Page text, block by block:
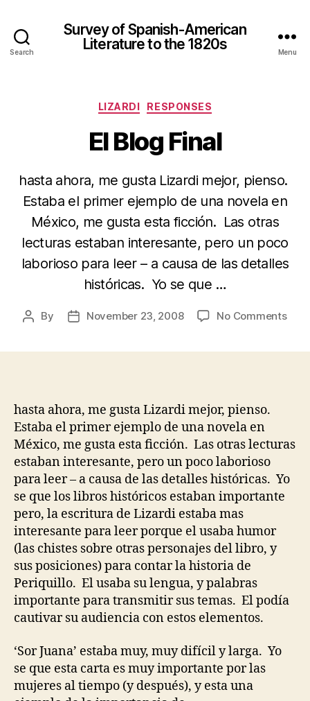
Search
Survey of Spanish-American
Literature to the 1820s
Menu
Categories
LIZARDI RESPONSES
El Blog Final
hasta ahora, me gusta Lizardi mejor, pienso.
Estaba el primer ejemplo de una novela en
México, me gusta esta ficción. Las otras
lecturas estaban interesante, pero un poco
laborioso para leer – a causa de las detalles
históricas. Yo se que …
Post
By
PostNovember 23, 2008 No Commentson
hasta ahora, me gusta Lizardi mejor, pienso.
Estaba el primer ejemplo de una novela en
México, me gusta esta ficción. Las otras lecturas
estaban interesante, pero un poco laborioso
para leer – a causa de las detalles históricas. Yo
se que los libros históricos estaban importante
pero, la escritura de Lizardi estaba mas
interesante para leer porque el usaba humor
(las chistes sobre otras personajes del libro, y
sus posiciones) para contar la historia de
Periquillo. El usaba su lengua, y palabras
importante para transmitir sus temas. El podía
cautivar su audiencia con estos elementos.
‘Sor Juana’ estaba muy, muy difícil y larga. Yo
se que esta carta es muy importante por las
mujeres al tiempo (y después), y esta una